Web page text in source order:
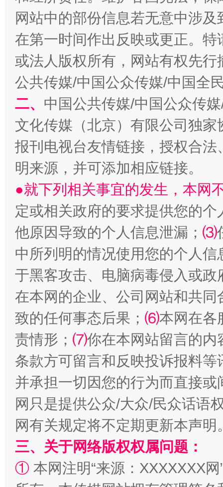
揭开“小金库”的免责幌子
全民健身五年计划来了！等你上场
阿坝州三大球赛在茂县开幕 规模
网站中的部份信息若无意中涉
在第一时间作出反映或更正。
或法人版权所有，网站有权先
公共传媒/中国公众传媒/中国全
二、 中国公共传媒/中国公众传
文化传媒（北京）有限公司独
报刊电视台友情链接，授权合
明来源，并可添加相应链接。
●就下列相关事宜的发生，本网
定或相关政府的要求提供您的个
他原因导致的个人信息泄漏； ⑶
中所列明的情况使用您的个人
于黑客攻击、电脑病毒侵入或
在本网的企业、公司网站和共
致的任何事态后果； ⑹本网在各
责情形； ⑺你在本网站留言的内
条款方可留言和反映投诉报料
并承担一切因您的行为而直接
网只是提供公众/大众/民众话语
网有关规定将不定期更新本声明
三、关于网络版权权属问题：
① 本网注明“来源：XXXXXXX